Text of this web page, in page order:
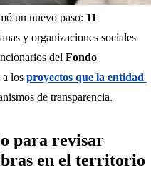
un nuevo paso: 11
y organizaciones sociales
del Fondo
a los proyectos que la entidad
de transparencia.
para revisar
en el territorio